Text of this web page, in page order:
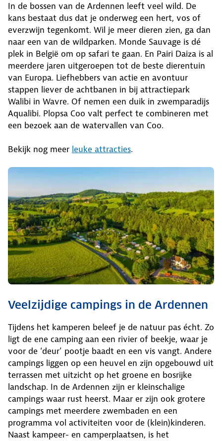
In de bossen van de Ardennen leeft veel wild. De
kans bestaat dus dat je onderweg een hert, vos of
everzwijn tegenkomt. Wil je meer dieren zien, ga dan
naar een van de wildparken. Monde Sauvage is dé
plek in België om op safari te gaan. En Pairi Daiza is al
meerdere jaren uitgeroepen tot de beste dierentuin
van Europa. Liefhebbers van actie en avontuur
stappen liever de achtbanen in bij attractiepark
Walibi in Wavre. Of nemen een duik in zwemparadijs
Aqualibi. Plopsa Coo valt perfect te combineren met
een bezoek aan de watervallen van Coo.
Bekijk nog meer leuke attracties.
Veelzijdige campings in de Ardennen
Tijdens het kamperen beleef je de natuur pas écht. Zo
ligt de ene camping aan een rivier of beekje, waar je
voor de ‘deur’ pootje baadt en een vis vangt. Andere
campings liggen op een heuvel en zijn opgebouwd uit
terrassen met uitzicht op het groene en bosrijke
landschap. In de Ardennen zijn er kleinschalige
campings waar rust heerst. Maar er zijn ook grotere
campings met meerdere zwembaden en een
programma vol activiteiten voor de (klein)kinderen.
Naast kampeer- en camperplaatsen, is het